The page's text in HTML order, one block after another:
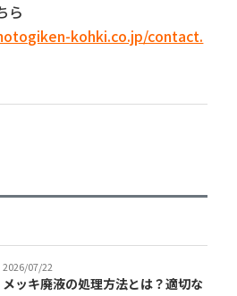
ら
kohki.co.jp/contact.
2026/07/22
メッキ廃液の処理方法とは？適切な